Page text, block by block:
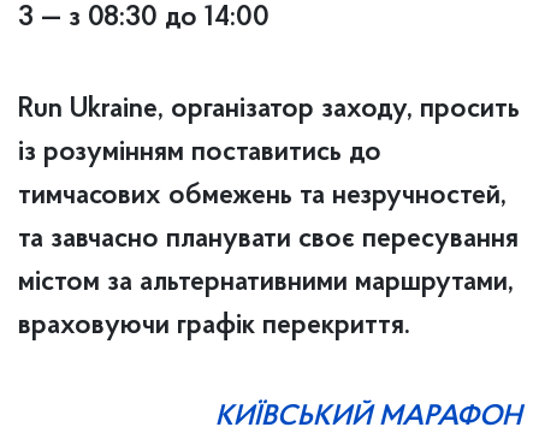
3 — з 08:30 до 14:00
Run Ukraine, організатор заходу, просить
із розумінням поставитись до
тимчасових обмежень та незручностей,
та завчасно планувати своє пересування
містом за альтернативними маршрутами,
враховуючи графік перекриття.
КИЇВСЬКИЙ МАРАФОН